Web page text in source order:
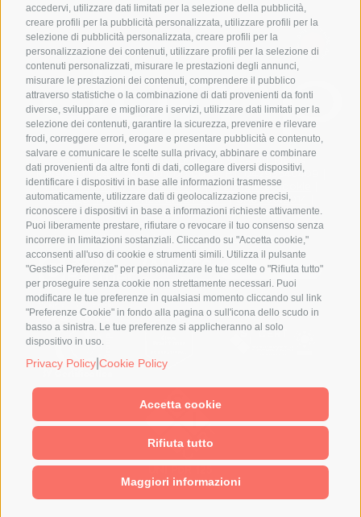
accedervi, utilizzare dati limitati per la selezione della pubblicità,
creare profili per la pubblicità personalizzata, utilizzare profili per la
selezione di pubblicità personalizzata, creare profili per la
personalizzazione dei contenuti, utilizzare profili per la selezione di
contenuti personalizzati, misurare le prestazioni degli annunci,
misurare le prestazioni dei contenuti, comprendere il pubblico
attraverso statistiche o la combinazione di dati provenienti da fonti
diverse, sviluppare e migliorare i servizi, utilizzare dati limitati per la
selezione dei contenuti, garantire la sicurezza, prevenire e rilevare
frodi, correggere errori, erogare e presentare pubblicità e contenuto,
salvare e comunicare le scelte sulla privacy, abbinare e combinare
dati provenienti da altre fonti di dati, collegare diversi dispositivi,
identificare i dispositivi in base alle informazioni trasmesse
automaticamente, utilizzare dati di geolocalizzazione precisi,
riconoscere i dispositivi in base a informazioni richieste attivamente.
Puoi liberamente prestare, rifiutare o revocare il tuo consenso senza
incorrere in limitazioni sostanziali. Cliccando su "Accetta cookie,"
acconsenti all'uso di cookie e strumenti simili. Utilizza il pulsante
"Gestisci Preferenze" per personalizzare le tue scelte o "Rifiuta tutto"
per proseguire senza cookie non strettamente necessari. Puoi
modificare le tue preferenze in qualsiasi momento cliccando sul link
"Preferenze Cookie" in fondo alla pagina o sull'icona dello scudo in
basso a sinistra. Le tue preferenze si applicheranno al solo
dispositivo in uso.
Privacy Policy Cookie Policy
Accetta cookie
Rifiuta tutto
Maggiori informazioni
THINK AHEAD THINK AHEAD
Copyright © 2024 Jump Group Srl – All Rights
Reserved | Cap. Soc. 10.000,00 €. P.I. 04293540409 |
Privacy Policy|Cookie Policy|Preferenze Cookie
Obbligo Trasparenza L. 124/2017|SA8000:2014
Politica ISO9001 |Segnalazioni Whistleblowing|
Responsabilità di comunicazione dei beneficiari 2021-
2027 |Politica di parità di genere